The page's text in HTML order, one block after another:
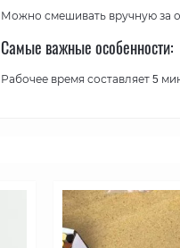
Можно смешивать вручную за
Самые важные особенности:
Рабочее время составляет 5